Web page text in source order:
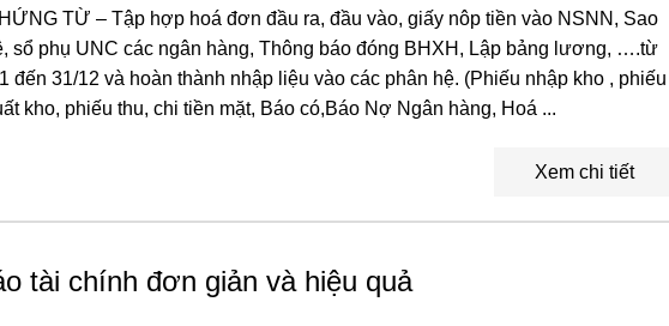
TỪ – Tập hợp hoá đơn đầu ra, đầu vào, giấy nôp tiền vào NSNN, Sao
sổ phụ UNC các ngân hàng, Thông báo đóng BHXH, Lập bảng lương, ….từ
đến 31/12 và hoàn thành nhập liệu vào các phân hệ. (Phiếu nhập kho , phiếu
kho, phiếu thu, chi tiền mặt, Báo có,Báo Nợ Ngân hàng, Hoá ...
Xem chi tiết
tài chính đơn giản và hiệu quả